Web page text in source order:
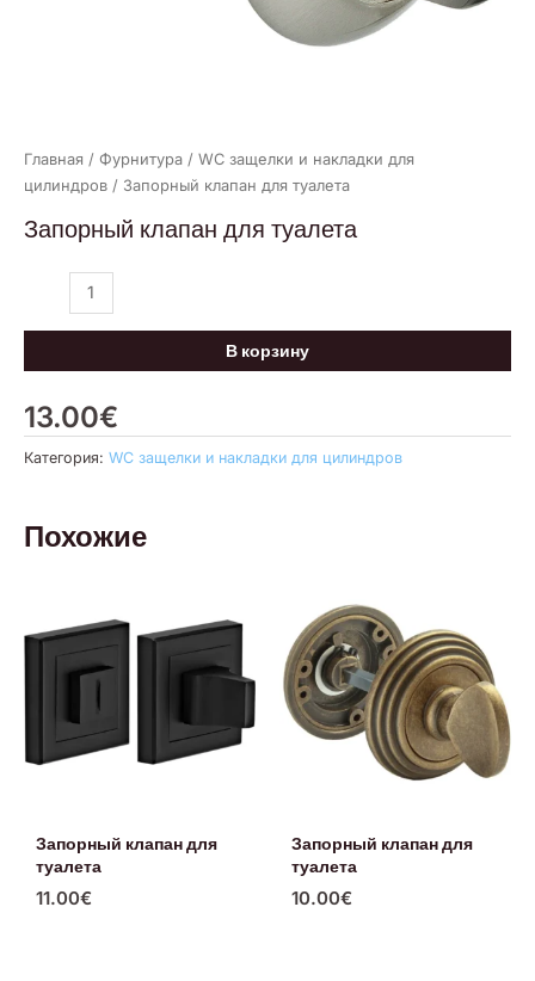
Главная / Фурнитура / WC защелки и накладки для
цилиндров / Запорный клапан для туалета
Запорный клапан для туалета
13.00€
В корзину
Категория: WC защелки и накладки для цилиндров
Похожие
Запорный клапан для
туалета
11.00€
Запорный клапан для
туалета
10.00€